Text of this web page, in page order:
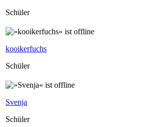
Schüler
kooikerfuchs
Schüler
Svenja
Schüler